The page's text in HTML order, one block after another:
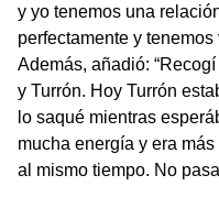
y yo tenemos una
perfectamente y
Además, añadió:
y Turrón. Hoy Turrón
lo saqué mientras
mucha energía y era
al mismo tiempo. No